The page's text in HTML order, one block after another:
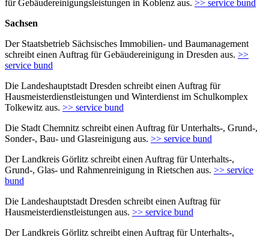
für Gebäudereinigungsleistungen in Koblenz aus. >> service bund
Sachsen
Der Staatsbetrieb Sächsisches Immobilien- und Baumanagement
schreibt einen Auftrag für Gebäudereinigung in Dresden aus. >>
service bund
Die Landeshauptstadt Dresden schreibt einen Auftrag für
Hausmeisterdienstleistungen und Winterdienst im Schulkomplex
Tolkewitz aus. >> service bund
Die Stadt Chemnitz schreibt einen Auftrag für Unterhalts-, Grund-,
Sonder-, Bau- und Glasreinigung aus. >> service bund
Der Landkreis Görlitz schreibt einen Auftrag für Unterhalts-,
Grund-, Glas- und Rahmenreinigung in Rietschen aus. >> service
bund
Die Landeshauptstadt Dresden schreibt einen Auftrag für
Hausmeisterdienstleistungen aus. >> service bund
Der Landkreis Görlitz schreibt einen Auftrag für Unterhalts-,